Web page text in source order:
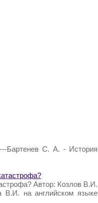
Бартенев С. А. - История
Автор: Козлов В.И.
В.И. на английском языке